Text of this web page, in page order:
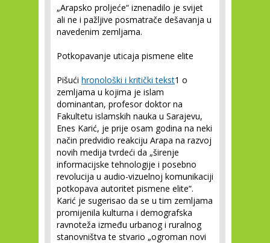
„Arapsko proljeće“ iznenadilo je svijet
ali ne i pažljive posmatrače dešavanja u
navedenim zemljama.
Potkopavanje uticaja pismene elite
Pišući hronološki i kritički tekst1 o
zemljama u kojima je islam
dominantan, profesor doktor na
Fakultetu islamskih nauka u Sarajevu,
Enes Karić, je prije osam godina na neki
način predvidio reakciju Arapa na razvoj
novih medija tvrdeći da „širenje
informacijske tehnologije i posebno
revolucija u audio-vizuelnoj komunikaciji
potkopava autoritet pismene elite“.
Karić je sugerisao da se u tim zemljama
promijenila kulturna i demografska
ravnoteža između urbanog i ruralnog
stanovništva te stvario „ogroman novi